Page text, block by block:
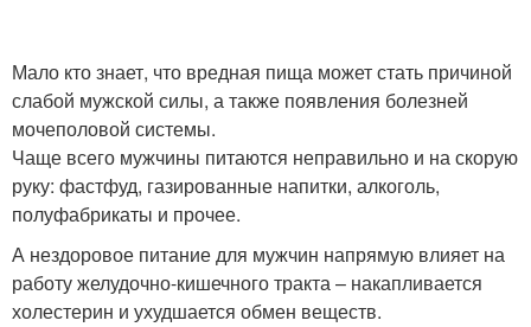
Мало кто знает, что вредная пища может стать причиной
слабой мужской силы, а также появления болезней
мочеполовой системы.
Чаще всего мужчины питаются неправильно и на скорую
руку: фастфуд, газированные напитки, алкоголь,
полуфабрикаты и прочее.
А нездоровое питание для мужчин напрямую влияет на
работу желудочно-кишечного тракта – накапливается
холестерин и ухудшается обмен веществ.